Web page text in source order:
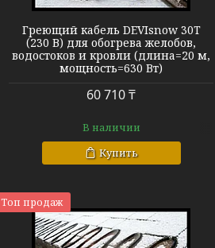
Греющий кабель DEVIsnow 30T
(230 В) для обогрева желобов,
водостоков и кровли (длина=20 м,
мощность=630 Вт)
60 710 ₸
В наличии
Купить
Топ продаж